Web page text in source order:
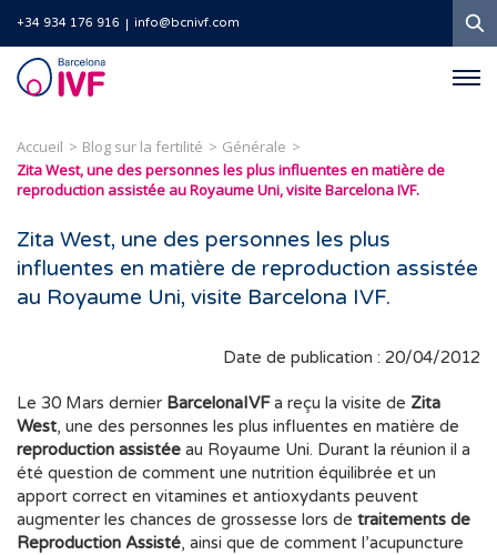
+34 934 176 916 info@bcnivf.com
Barcelona
IVF
Accueil Blog sur la fertilité
Générale
Zita West, une des personnes les plus influentes en matière de
reproduction assistée au Royaume Uni, visite Barcelona IVF.
Zita West, une des personnes les plus
influentes en matière de reproduction assistée
au Royaume Uni, visite Barcelona IVF.
Date de publication : 20/04/2012
Le 30 Mars dernier BarcelonaIVFa reçu la visite de Zita
West, une des personnes les plus influentes en matière de
reproduction assistée au Royaume Uni. Durant la réunion il a
été question de comment une nutrition équilibrée et un
apport correct en vitamines et antioxydants peuvent
augmenter les chances de grossesse lors de traitements de
Reproduction Assisté, ainsi que de comment l’acupuncture